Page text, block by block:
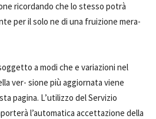
ricordando che lo stesso potrà
per il solo ne di una fruizione mera-
a modi che e variazioni nel
ver- sione più aggiornata viene
pagina. L’utilizzo del Servizio
l’automatica accettazione della